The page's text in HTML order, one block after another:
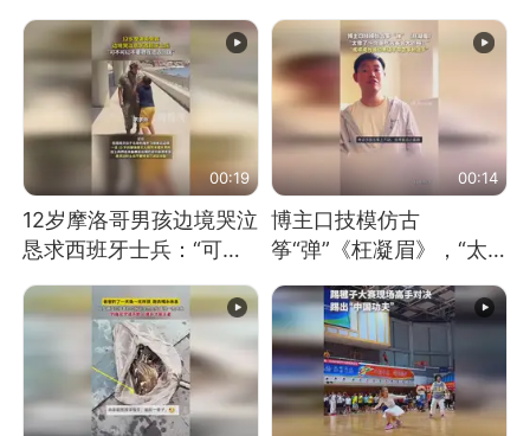
震惊 （视频来源：参考
消息）
面馆已集体更换招牌
00:19
12岁摩洛哥男孩边境哭泣
恳求西班牙士兵：“可不
可以不要把我遣返回国”
00:14
博主口技模仿古
筝“弹”《枉凝眉》，“太
像了～你是吃古筝长大的
吗？”“或将成为首位考级
不带古筝的选手。”（来
源：新华每日电讯）